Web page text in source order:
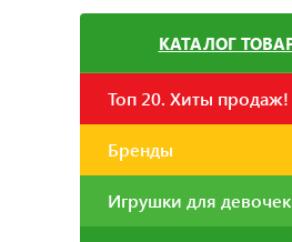
КАТАЛОГ
Топ 20. Хиты продаж!
Бренды
Игрушки для девочек